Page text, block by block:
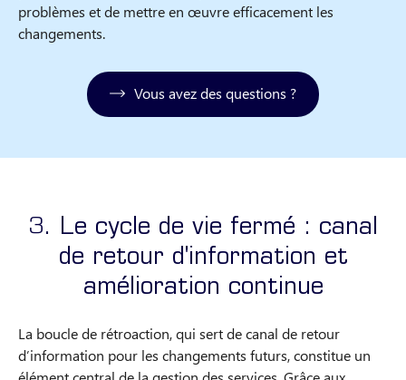
problèmes et de mettre en œuvre efficacement les
changements.
Vous avez des questions ?
3. Le cycle de vie fermé : canal
de retour d'information et
amélioration continue
La boucle de rétroaction, qui sert de canal de retour
d’information pour les changements futurs, constitue un